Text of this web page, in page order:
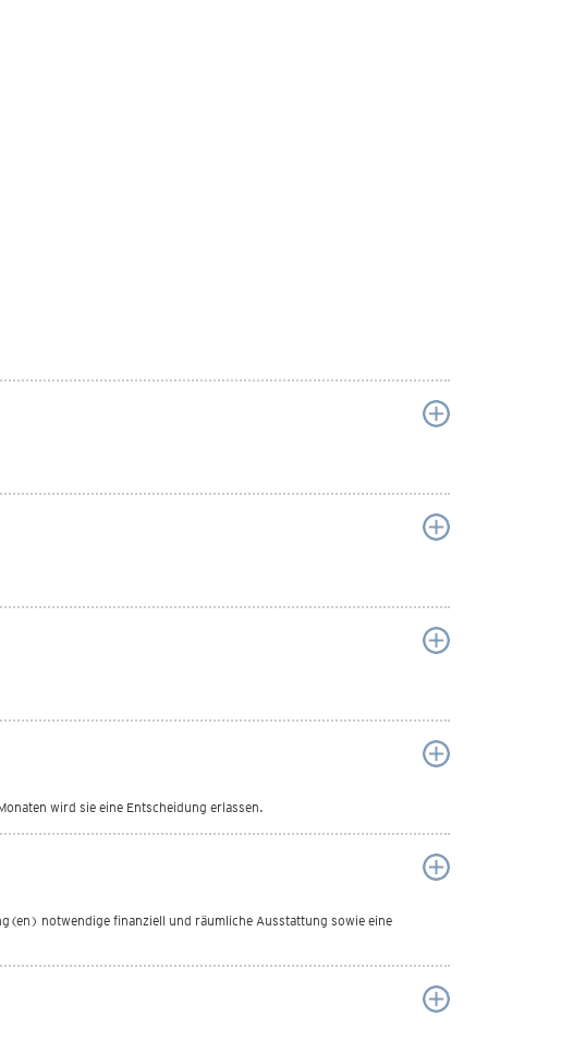
wird sie eine Entscheidung erlassen.
notwendige finanziell und räumliche Ausstattung sowie eine